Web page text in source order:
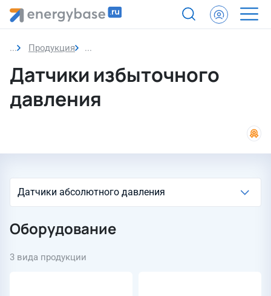
Продукция Датчики избыточного давления
Датчики избыточного
давления
Оборудование
3 вида продукции